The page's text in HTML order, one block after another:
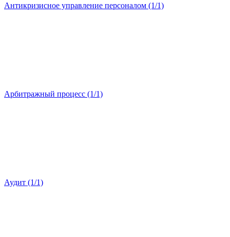
Антикризисное управление персоналом (1/1)
Арбитражный процесс (1/1)
Аудит (1/1)